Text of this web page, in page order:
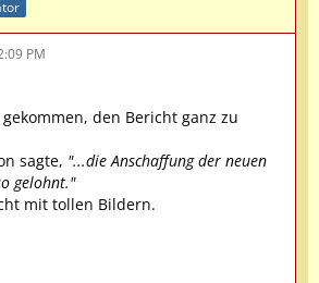
PM
den Bericht ganz zu
sagte, "...die Anschaffung der neuen
gelohnt."
mit tollen Bildern.